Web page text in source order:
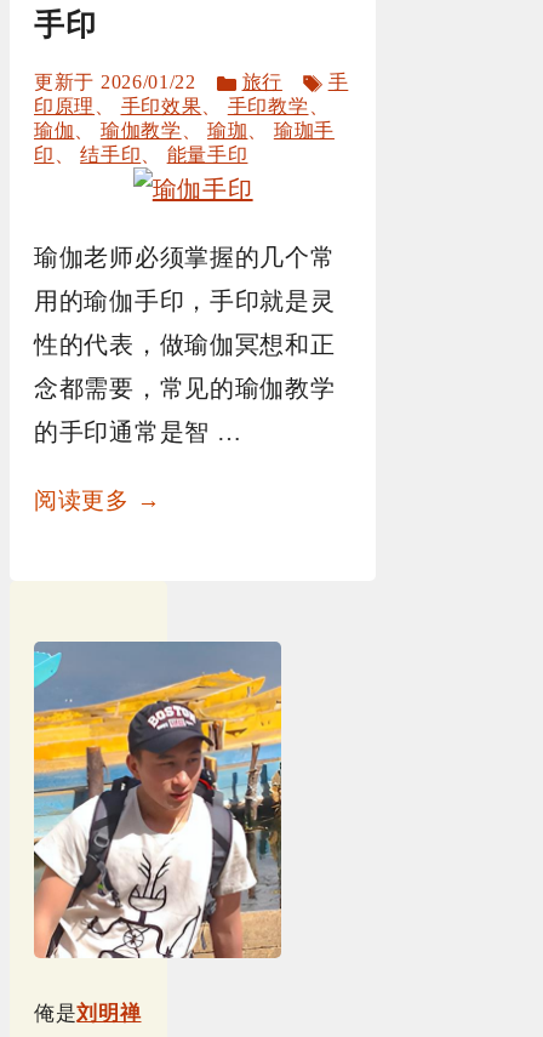
手印
2026/01/22
分
类
旅行
标
手
印原理
手印效果 手印教学
瑜伽
瑜伽教学 、瑜珈
瑜珈手
印
、结手印 能量手印
瑜伽老师必须掌握的几个常
用的瑜伽手印，手印就是灵
性的代表，做瑜伽冥想和正
念都需要，常见的瑜伽教学
的手印通常是智 …
阅读更多 →
俺是刘明禅